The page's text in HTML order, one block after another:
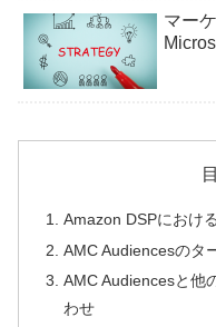
マー
Amazon DSPにおけ
AMC Audiencesのタ
AMC Audiencesと他
わせ